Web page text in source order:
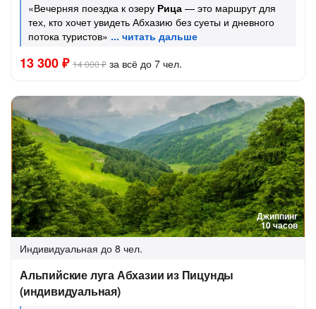
«Вечерняя поездка к озеру Рица — это маршрут для
тех, кто хочет увидеть Абхазию без суеты и дневного
потока туристов»
13 300 ₽ 14 000 ₽ за всё до 7 чел.
Джиппинг
10 часов
Индивидуальная до 8 чел.
Альпийские луга Абхазии из Пицунды
(индивидуальная)